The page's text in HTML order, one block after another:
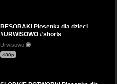
RESORAKI Piosenka dla dzieci
#URWISOWO #shorts
Urwisowo
480p